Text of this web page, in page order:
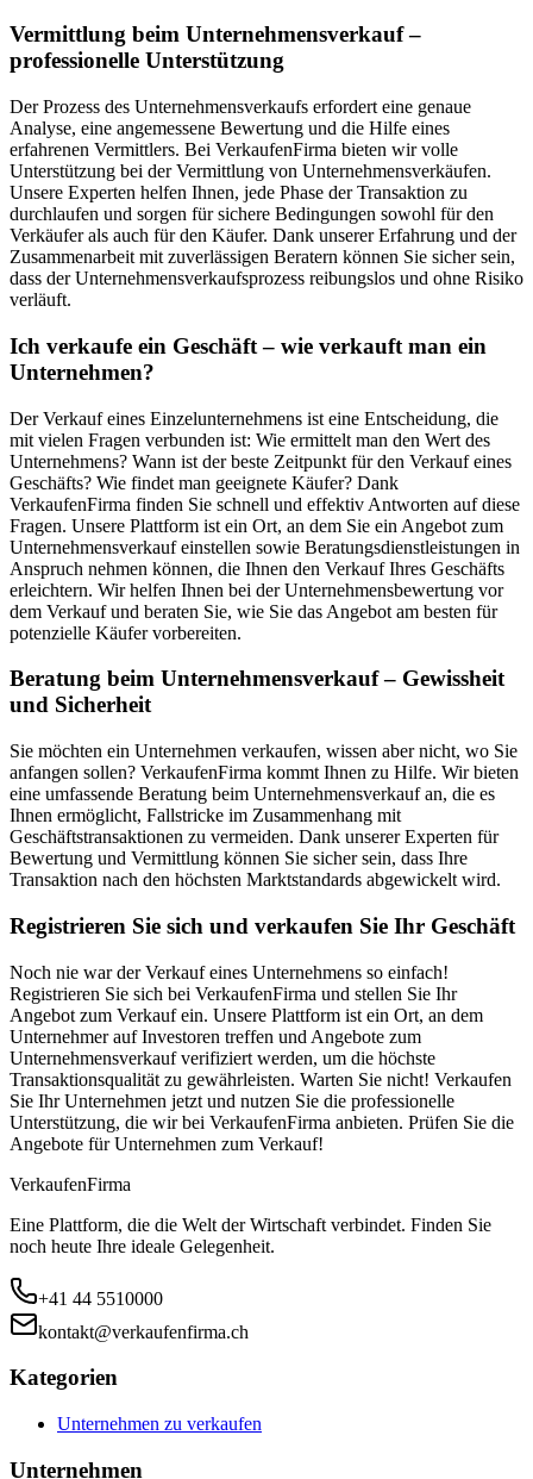
Vermittlung beim Unternehmensverkauf –
professionelle Unterstützung
Der Prozess des Unternehmensverkaufs erfordert eine genaue
Analyse, eine angemessene Bewertung und die Hilfe eines
erfahrenen Vermittlers. Bei VerkaufenFirma bieten wir volle
Unterstützung bei der Vermittlung von Unternehmensverkäufen.
Unsere Experten helfen Ihnen, jede Phase der Transaktion zu
durchlaufen und sorgen für sichere Bedingungen sowohl für den
Verkäufer als auch für den Käufer. Dank unserer Erfahrung und der
Zusammenarbeit mit zuverlässigen Beratern können Sie sicher sein,
dass der Unternehmensverkaufsprozess reibungslos und ohne Risiko
verläuft.
Ich verkaufe ein Geschäft – wie verkauft man ein
Unternehmen?
Der Verkauf eines Einzelunternehmens ist eine Entscheidung, die
mit vielen Fragen verbunden ist: Wie ermittelt man den Wert des
Unternehmens? Wann ist der beste Zeitpunkt für den Verkauf eines
Geschäfts? Wie findet man geeignete Käufer? Dank
VerkaufenFirma finden Sie schnell und effektiv Antworten auf diese
Fragen. Unsere Plattform ist ein Ort, an dem Sie ein Angebot zum
Unternehmensverkauf einstellen sowie Beratungsdienstleistungen in
Anspruch nehmen können, die Ihnen den Verkauf Ihres Geschäfts
erleichtern. Wir helfen Ihnen bei der Unternehmensbewertung vor
dem Verkauf und beraten Sie, wie Sie das Angebot am besten für
potenzielle Käufer vorbereiten.
Beratung beim Unternehmensverkauf – Gewissheit
und Sicherheit
Sie möchten ein Unternehmen verkaufen, wissen aber nicht, wo Sie
anfangen sollen? VerkaufenFirma kommt Ihnen zu Hilfe. Wir bieten
eine umfassende Beratung beim Unternehmensverkauf an, die es
Ihnen ermöglicht, Fallstricke im Zusammenhang mit
Geschäftstransaktionen zu vermeiden. Dank unserer Experten für
Bewertung und Vermittlung können Sie sicher sein, dass Ihre
Transaktion nach den höchsten Marktstandards abgewickelt wird.
Registrieren Sie sich und verkaufen Sie Ihr Geschäft
Noch nie war der Verkauf eines Unternehmens so einfach!
Registrieren Sie sich bei VerkaufenFirma und stellen Sie Ihr
Angebot zum Verkauf ein. Unsere Plattform ist ein Ort, an dem
Unternehmer auf Investoren treffen und Angebote zum
Unternehmensverkauf verifiziert werden, um die höchste
Transaktionsqualität zu gewährleisten. Warten Sie nicht! Verkaufen
Sie Ihr Unternehmen jetzt und nutzen Sie die professionelle
Unterstützung, die wir bei VerkaufenFirma anbieten. Prüfen Sie die
Angebote für Unternehmen zum Verkauf!
VerkaufenFirma
Eine Plattform, die die Welt der Wirtschaft verbindet. Finden Sie
noch heute Ihre ideale Gelegenheit.
+41 44 5510000
kontakt@verkaufenfirma.ch
Kategorien
Unternehmen zu verkaufen
Unternehmen